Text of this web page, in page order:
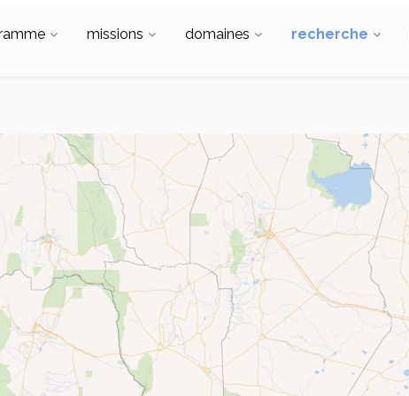
missions domaines recherche